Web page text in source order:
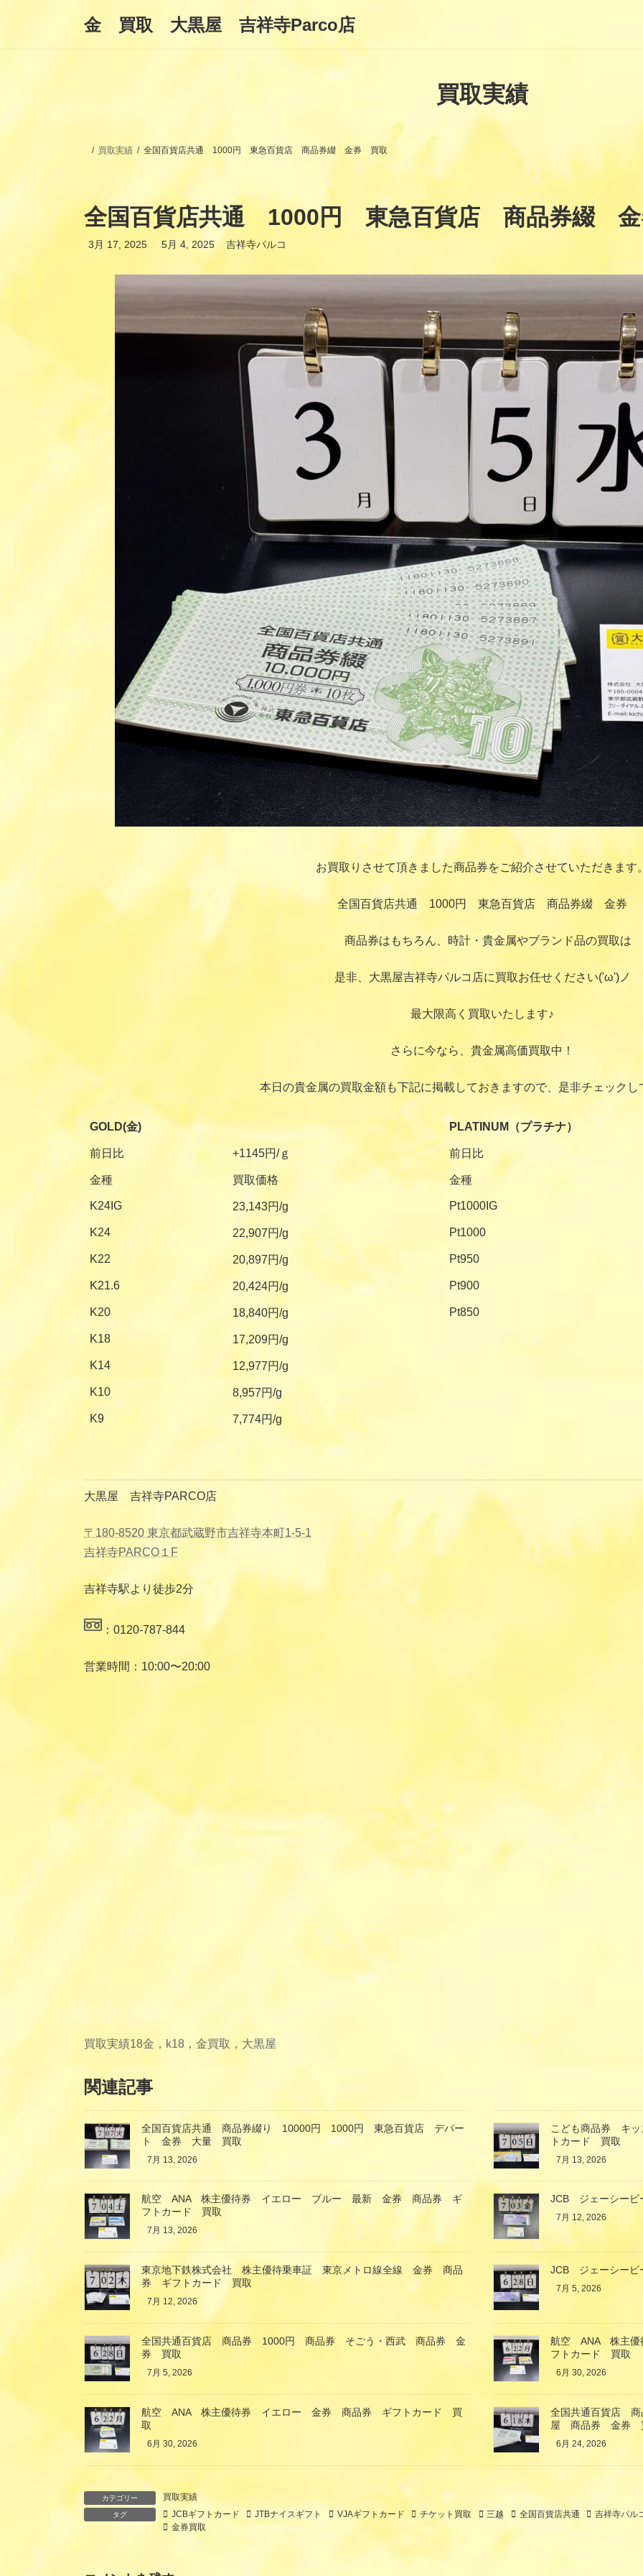
金 買取 大黒屋 吉祥寺Parco店
買取実績
買取実績 全国百貨店共通 1000円 東急百貨店 商品券綴 金券 買取
全国百貨店共通 1000円 東急百貨店 商品券綴
3月 17, 2025
最
5月 4, 2025 吉祥寺パルコ
お買取りさせて頂きました商品券をご紹介させていただきます
全国百貨店共通 1000円 東急百貨店 商品券綴 金券
商品券はもちろん、時計・貴金属やブランド品の買取は
是非、大黒屋吉祥寺パルコ店に買取お任せください('ω')ノ
最大限高く買取いたします♪
さらに今なら、貴金属高価買取中！
本日の貴金属の買取金額も下記に掲載しておきますので、是非チェック
GOLD(金) PLATINUM（プラチナ）
前日比 +1145円/ｇ 前日比
金種 買取価格 金種
K24IG 23,143円/g Pt1000IG
K24 22,907円/g Pt1000
K22 20,897円/g Pt950
K21.6 20,424円/g Pt900
K20 18,840円/g Pt850
K18 17,209円/g
K14 12,977円/g
K10 8,957円/g
K9 7,774円/g
大黒屋 吉祥寺PARCO店
〒180-8520 東京都武蔵野市吉祥寺本町1-5-1
吉祥寺PARCO１F
吉祥寺駅より徒歩2分
：0120-787-844
営業時間：10:00〜20:00
買取実績18金，k18，金買取，大黒屋
関連記事
全国百貨店共通 商品券綴り 10000円 1000円 東急百貨店 デパー
ト 金券 大量 買取
7月 13, 2026
こども商品券 キ
トカード 買取
7月 13, 2026
航空 ANA 株主優待券 イエロー ブルー 最新 金券 商品券 ギ
フトカード 買取
7月 13, 2026
JCB ジェーシー
7月 12, 2026
東京地下鉄株式会社 株主優待乗車証 東京メトロ線全線 金券 商品
券 ギフトカード 買取
7月 12, 2026
JCB ジェーシー
7月 5, 2026
全国共通百貨店 商品券 1000円 商品券 そごう・西武 商品券 金
券 買取
7月 5, 2026
航空 ANA 株主
フトカード 買取
6月 30, 2026
航空 ANA 株主優待券 イエロー 金券 商品券 ギフトカード 買
取
6月 30, 2026
全国共通百貨店
屋 商品券 金券
6月 24, 2026
カテゴリー 買取実績
タグ JCBギフトカード JTBナイスギフト VJAギフトカード チケット買取 三越 全国百貨店共通
吉祥寺パル
金券買取